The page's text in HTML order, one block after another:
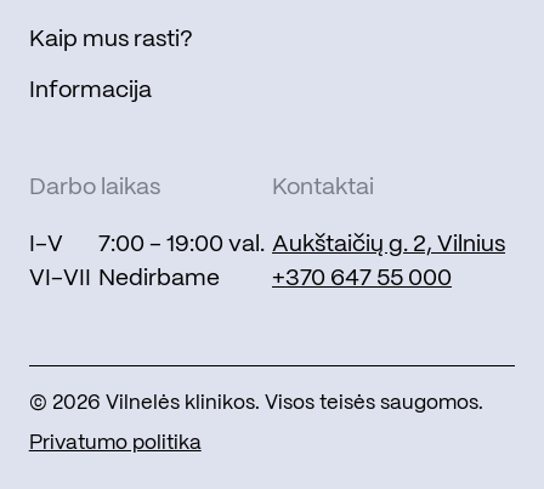
Kaip mus rasti?
Informacija
Darbo laikas
I-V
7:00 - 19:00 val.
VI-VII
Nedirbame
Kontaktai
Aukštaičių g. 2, Vilnius
+370 647 55 000
© 2026 Vilnelės klinikos. Visos teisės saugomos.
Privatumo politika